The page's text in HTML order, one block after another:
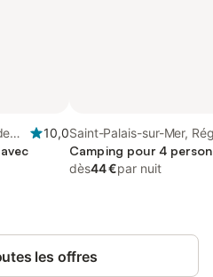
10,0Saint-Palais-sur-Mer,
Rochefort
Camping pour 4
dès44 €par nuit
les offres